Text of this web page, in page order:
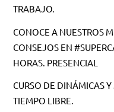
TRABAJO.
CONOCE A NUESTROS
CONSEJOS EN
HORAS. PRESENCIAL
CURSO DE DINÁMICAS
TIEMPO LIBRE.